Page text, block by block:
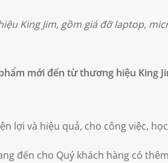
King Jim, gồm giá đỡ laptop,
mới đến từ thương hiệu King
lợi và hiệu quả, cho công việc,
đến cho Quý khách hàng có